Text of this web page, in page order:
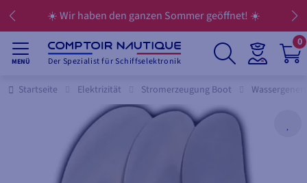
☀️ Wir haben den ganzen Sommer geöffnet! ☀️
MENÜ Der Spezialist für Schiffselektronik
0
Startseite Elektrizität Stromerzeugung Boot